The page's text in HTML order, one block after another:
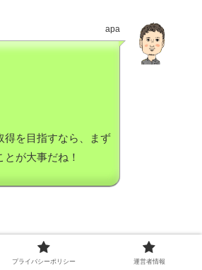
apa
得を目指すなら、まず
が大事だね！
プライバシーポリシー 運営者情報